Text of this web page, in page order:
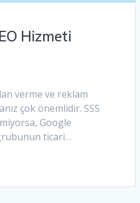
Hizmeti
verme ve reklam
çok önemlidir. SSS
Google
ticari…